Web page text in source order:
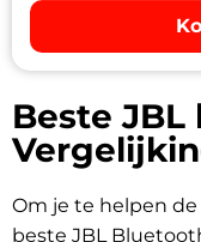
Beste
Om je te helpen
beste JBL